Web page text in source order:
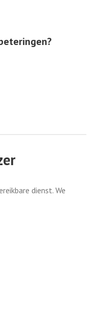
Twittervia LinkedIn
dienst. We